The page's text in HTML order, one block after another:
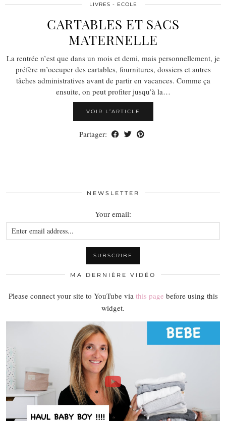
LIVRES - ECOLE
CARTABLES ET SACS
MATERNELLE
La rentrée n’est que dans un mois et demi, mais personnellement, je
préfère m’occuper des cartables, fournitures, dossiers et autres
tâches administratives avant de partir en vacances. Comme ça
ensuite, on peut profiter jusqu’à la…
VOIR L’ARTICLE
Partager:
NEWSLETTER
Your email:
MA DERNIÈRE VIDÉO
Please connect your site to YouTube via this page before using this
widget.